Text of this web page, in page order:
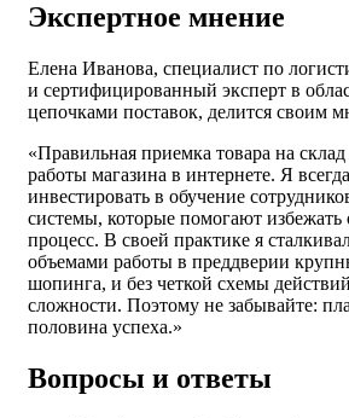
Экспертное мнение
Елена Иванова, специалист по
и сертифицированный эксперт в
цепочками поставок, делится своим
«Правильная приемка товара на
работы магазина в интернете. Я
инвестировать в обучение
системы, которые помогают
процесс. В своей практике я
объемами работы в преддверии
шопинга, и без четкой схемы
сложности. Поэтому не забывайте:
половина успеха.»
Вопросы и ответы